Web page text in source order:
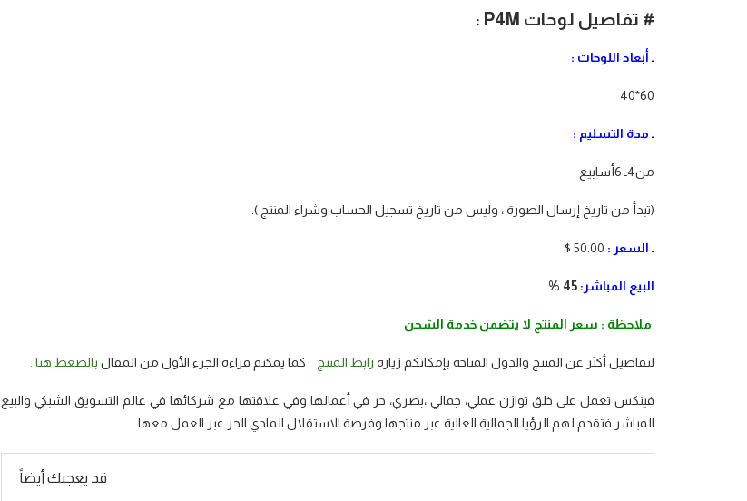
# تفاصيل لوحات P4M
:
ـ أبعاد اللوحات :
60*40
ـ مدة التسليم :
من4ـ 6أسابيع
(تبدأ من تاريخ إرسال الصورة ، وليس من تاريخ تسجيل الحساب وشراء المنتج ).
ـ السعر : 50.00 $
البيع المباشر: 45 %
ملاحظة : سعر المنتج لا يتضمن خدمة الشحن
لتفاصيل أكثر عن المنتج والدول المتاحة بإمكانكم زيارة رابط المنتج . كما يمكنم قراءة الجزء الأول من المقال بالضغط هنا .
فينكس تعمل على خلق توازن عملي، جمالي ،بصري، حر في أعمالها وفي علاقتها مع شركائها في عالم التسويق الشبكي والبيع
المباشر فتقدم لهم الرؤيا الجمالية العالية عبر منتجها وفرصة الاستقلال المادي الحر عبر العمل معها .
قد يعجبك أيضاً